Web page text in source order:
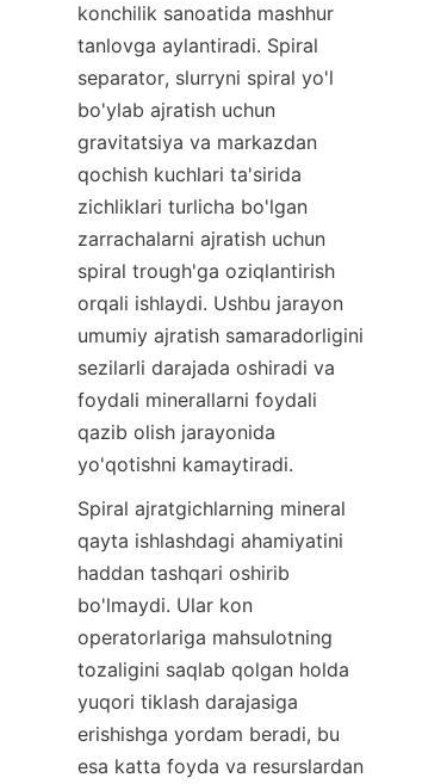
konchilik sanoatida mashhur
tanlovga aylantiradi. Spiral
separator, slurryni spiral yo'l
bo'ylab ajratish uchun
gravitatsiya va markazdan
qochish kuchlari ta'sirida
zichliklari turlicha bo'lgan
zarrachalarni ajratish uchun
spiral trough'ga oziqlantirish
orqali ishlaydi. Ushbu jarayon
umumiy ajratish samaradorligini
sezilarli darajada oshiradi va
foydali minerallarni foydali
qazib olish jarayonida
yo'qotishni kamaytiradi.
Spiral ajratgichlarning mineral
qayta ishlashdagi ahamiyatini
haddan tashqari oshirib
bo'lmaydi. Ular kon
operatorlariga mahsulotning
tozaligini saqlab qolgan holda
yuqori tiklash darajasiga
erishishga yordam beradi, bu
esa katta foyda va resurslardan